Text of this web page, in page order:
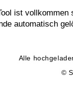
ist
automatisch
Alle
©